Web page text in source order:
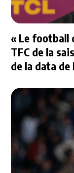
« Le football
TFC de la
de la data